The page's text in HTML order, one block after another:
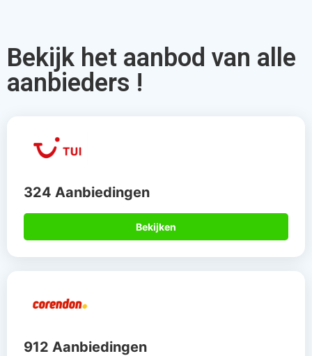
Bekijk het aanbod van alle
aanbieders !
324 Aanbiedingen
Bekijken
912 Aanbiedingen